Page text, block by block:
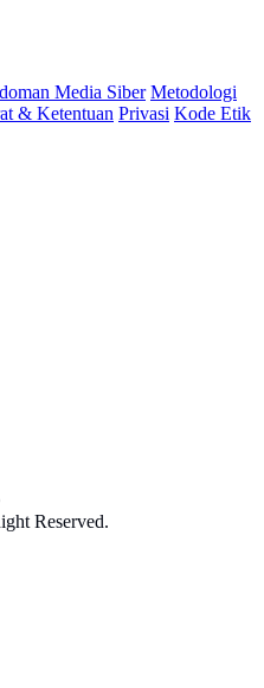
Media Siber Metodologi
& Ketentuan Privasi Kode Etik
Reserved.